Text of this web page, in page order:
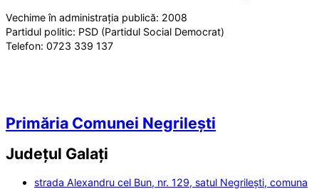
Vechime în administrația publică: 2008
Partidul politic: PSD (Partidul Social Democrat)
Telefon: 0723 339 137
Primăria Comunei Negrilești
Județul Galați
strada Alexandru cel Bun, nr. 129, satul Negrilești, comuna